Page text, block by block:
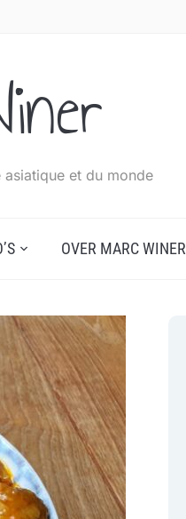
et du monde
OVER MARC WINER